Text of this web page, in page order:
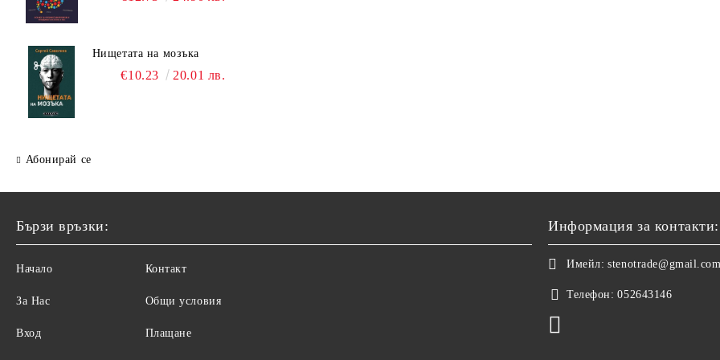
Нищетата на мозъка
€10.23 20.01 лв.
Абонирай се
Бързи връзки:
Начало
За Нас
Вход
Контакт
Общи условия
Плащане
Информация за контакти:
Имейл:
Телефон: 052643146